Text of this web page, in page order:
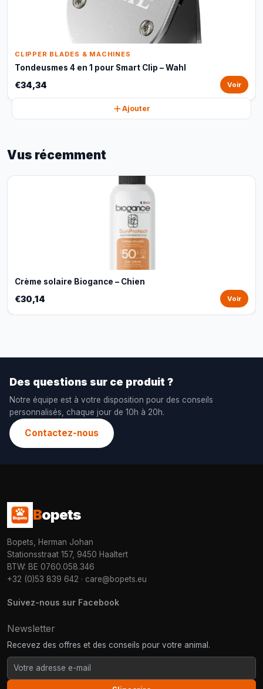
CLIPPER BLADES & MACHINES
Tondeusmes 4 en 1 pour Smart Clip – Wahl
€34,34 Voir
Ajouter
Vus récemment
Crème solaire Biogance – Chien
€30,14 Voir
Des questions sur ce produit ?
Notre équipe est à votre disposition pour des conseils
personnalisés, chaque jour de 10h à 20h.
Contactez-nous
Bopets
Bopets, Herman Johan
Stationsstraat 157, 9450 Haaltert
BTW: BE 0760.058.346
+32 (0)53 839 642 · care@bopets.eu
Suivez-nous sur Facebook
Newsletter
Recevez des offres et des conseils pour votre animal.